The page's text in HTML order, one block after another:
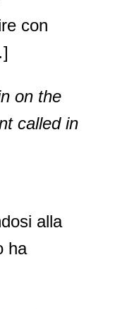
con
on the
called in
alla
ha